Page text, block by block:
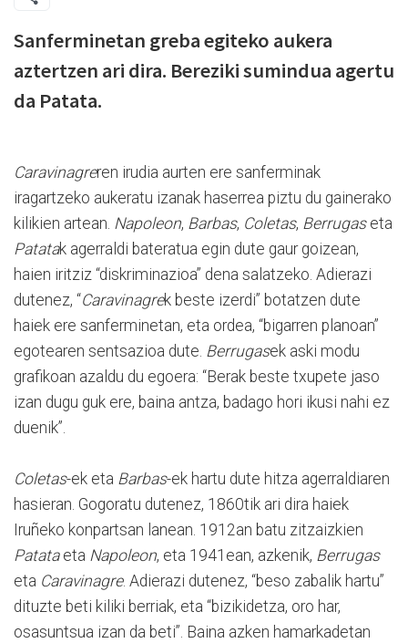
Sanferminetan greba egiteko aukera
aztertzen ari dira. Bereziki sumindua agertu
da Patata.
Caravinagreren irudia aurten ere sanferminak
iragartzeko aukeratu izanak haserrea piztu du gainerako
kilikien artean. Napoleon, Barbas, Coletas, Berrugaseta
Patatak agerraldi bateratua egin dute gaur goizean,
haien iritziz “diskriminazioa” dena salatzeko. Adierazi
dutenez, “Caravinagrek beste izerdi” botatzen dute
haiek ere sanferminetan, eta ordea, “bigarren planoan”
egotearen sentsazioa dute. Berrugasek aski modu
grafikoan azaldu du egoera: “Berak beste txupete jaso
izan dugu guk ere, baina antza, badago hori ikusi nahi ez
duenik”.
Coletas-ek eta Barbas-ek hartu dute hitza agerraldiaren
hasieran. Gogoratu dutenez, 1860tik ari dira haiek
Iruñeko konpartsan lanean. 1912an batu zitzaizkien
Patataeta Napoleon, eta 1941ean, azkenik, Berrugas
eta Caravinagre. Adierazi dutenez, “beso zabalik hartu”
dituzte beti kiliki berriak, eta “bizikidetza, oro har,
osasuntsua izan da beti”. Baina azken hamarkadetan